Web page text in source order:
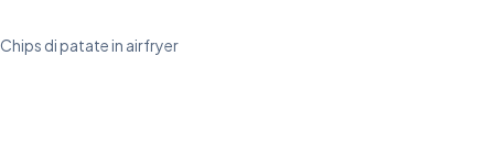
Chips di patate in airfryer